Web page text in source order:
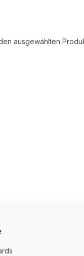
ausgewählten